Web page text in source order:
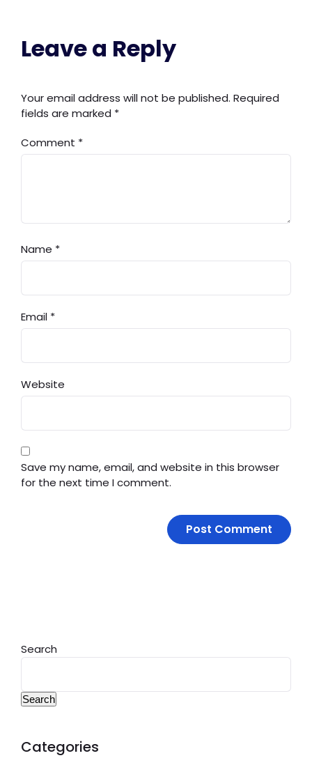
Leave a Reply
Your email address will not be published. Required
fields are marked *
Comment *
Name *
Email *
Website
Save my name, email, and website in this browser
for the next time I comment.
Search
Search
Categories